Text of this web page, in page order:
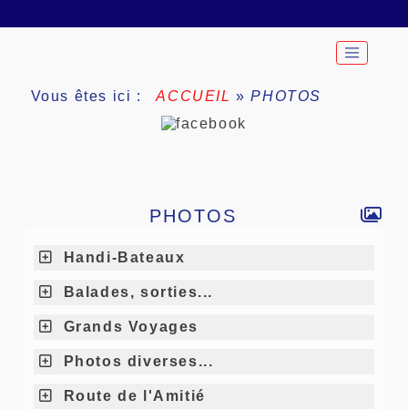
Vous êtes ici : ACCUEIL»PHOTOS
PHOTOS
Handi-Bateaux
Balades, sorties...
Grands Voyages
Photos diverses...
Route de l'Amitié